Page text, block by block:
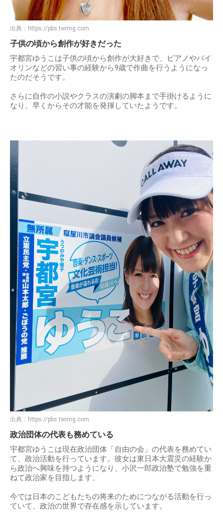
出典： https://pbs.twimg.com
子供の頃から創作が好きだった
宇都宮ゆうこは子供の頃から創作が大好きで、ピアノやバイ
オリンなどの習い事の経験から9歳で作曲を行うようになっ
たのだそうです。
さらに自作の小説やクラスの演劇の脚本まで手掛けるように
なり、早くからその才能を発揮していたようです。
出典： https://pbs.twimg.com
政治団体の代表も務めている
宇都宮ゆうこは現在政治団体「自由の会」の代表を務めてい
て、政治活動を行っています。彼女は東日本大震災の経験か
ら政治へ興味を持つようになり、小沢一郎政治塾で勉強を重
ねて政治家を目指します。
今では日本のこどもたちの将来のためにつながる活動を行っ
ていて、政治の世界で存在感を示しています。